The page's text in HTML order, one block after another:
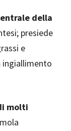
della
presiede
e
ingiallimento
molti